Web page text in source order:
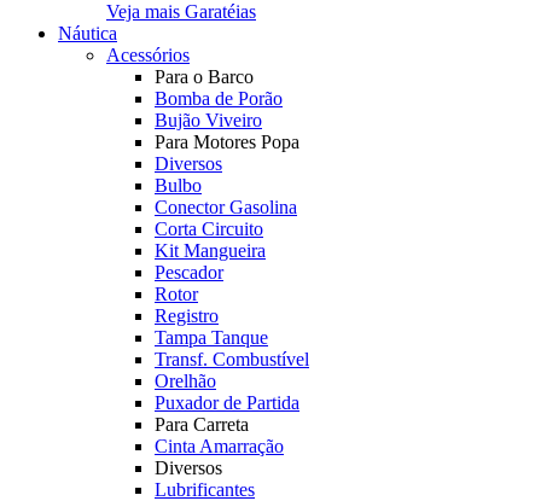
Veja mais Garatéias
Náutica
Acessórios
Para o Barco
Bomba de Porão
Bujão Viveiro
Para Motores Popa
Diversos
Bulbo
Conector Gasolina
Corta Circuito
Kit Mangueira
Pescador
Rotor
Registro
Tampa Tanque
Transf. Combustível
Orelhão
Puxador de Partida
Para Carreta
Cinta Amarração
Diversos
Lubrificantes